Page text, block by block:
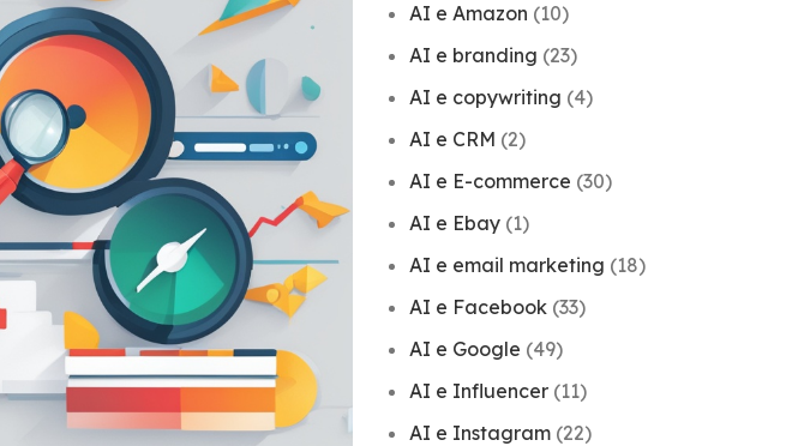
AI e Amazon (10)
AI e branding (23)
AI e copywriting (4)
AI e CRM (2)
AI e E-commerce (30)
AI e Ebay(1)
AI e email marketing (18)
AI e Facebook(33)
AI e Google (49)
AI e Influencer(11)
AI e Instagram(22)